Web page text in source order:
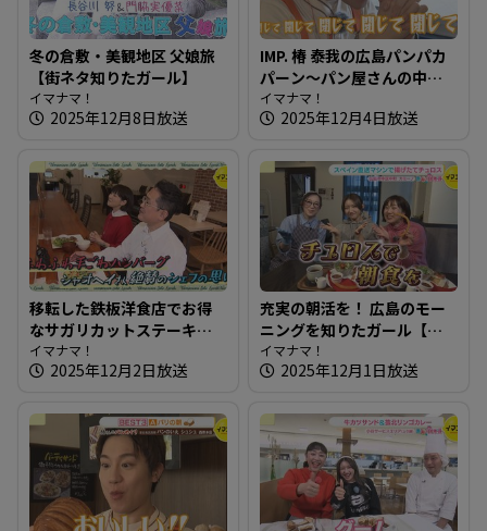
冬の倉敷・美観地区 父娘旅
【街ネタ知りたガール】
イマナマ！
2025年12月8日放送
IMP. 椿 泰我の広島パンパカ
パーン～パン屋さんの中に
鉄板！？鉄板で作るカフェ
メニューも豊富な人気店
イマナマ！
2025年12月4日放送
移転した鉄板洋食店でお得
なサガリカットステーキ～
洋風鉄板ダイニング 日向
【たまにはそとランチ】
イマナマ！
2025年12月2日放送
充実の朝活を！ 広島のモー
ニングを知りたガール【街
ネタ！知りたガール】
イマナマ！
2025年12月1日放送